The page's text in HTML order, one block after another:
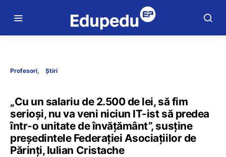
Profesori Știri
„Cu un salariu de 2.500 de lei, să fim
serioși, nu va veni niciun IT-ist să predea
într-o unitate de învățământ”, susține
președintele Federației Asociațiilor de
Părinți, Iulian Cristache